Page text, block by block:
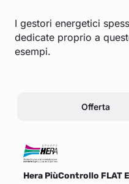
I gestori energetici
dedicate proprio a
esempi.
Offerta
Hera PiùControllo FLAT